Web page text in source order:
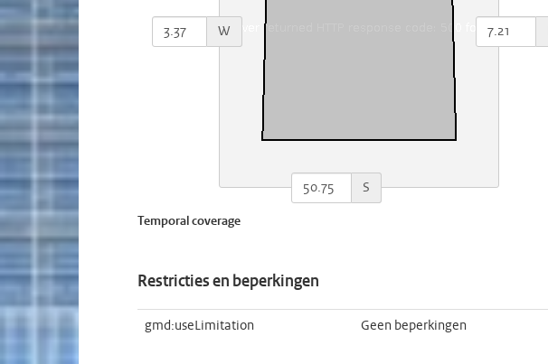
S
W
Temporal coverage
Restricties en beperkingen
gmd:useLimitation Geen beperkingen